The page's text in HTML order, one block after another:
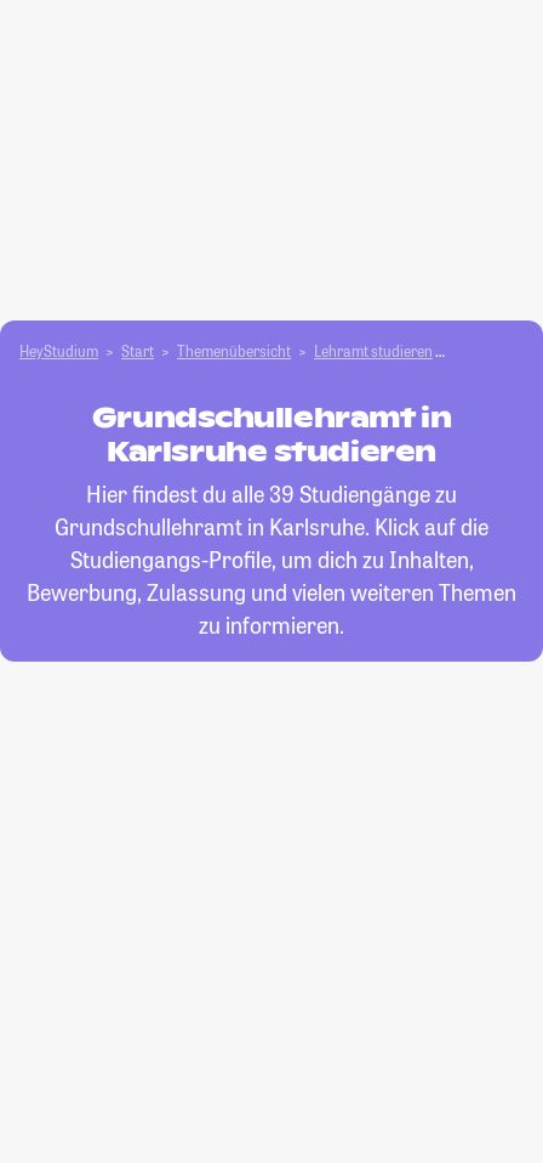
HeyStudium Start Themenübersicht Lehramt studieren
Grundschullehramt in
Karlsruhe studieren
Hier findest du alle 39 Studiengänge zu
Grundschullehramt in Karlsruhe. Klick auf die
Studiengangs-Profile, um dich zu Inhalten,
Bewerbung, Zulassung und vielen weiteren Themen
zu informieren.